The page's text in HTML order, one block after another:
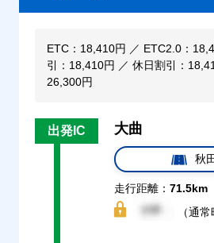
ETC：18,410円 ／ ETC2.0：
引：18,410円 ／ 休日割引：
26,300円
出発IC 大曲
秋
走行距離： 71.5km
（通常